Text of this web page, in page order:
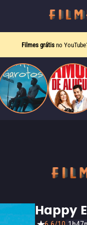
Filmes grátis no
Happy